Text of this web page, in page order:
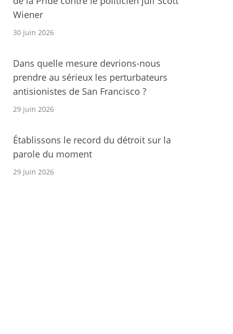
Wiener
30 juin 2026
Dans quelle mesure devrions-nous
prendre au sérieux les perturbateurs
antisionistes de San Francisco ?
29 juin 2026
Établissons le record du détroit sur la
parole du moment
29 juin 2026